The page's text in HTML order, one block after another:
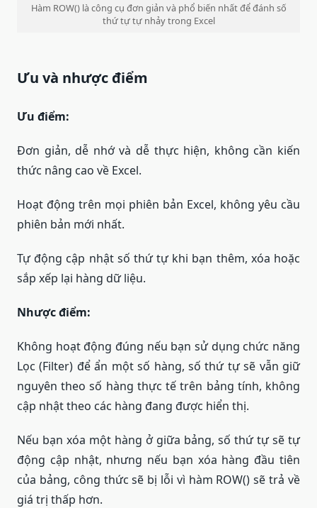
Hàm ROW() là công cụ đơn giản và phổ biến nhất để đánh số
thứ tự tự nhảy trong Excel
Ưu và nhược điểm
Ưu điểm:
Đơn giản, dễ nhớ và dễ thực hiện, không cần kiến
thức nâng cao về Excel.
Hoạt động trên mọi phiên bản Excel, không yêu cầu
phiên bản mới nhất.
Tự động cập nhật số thứ tự khi bạn thêm, xóa hoặc
sắp xếp lại hàng dữ liệu.
Nhược điểm:
Không hoạt động đúng nếu bạn sử dụng chức năng
Lọc (Filter) để ẩn một số hàng, số thứ tự sẽ vẫn giữ
nguyên theo số hàng thực tế trên bảng tính, không
cập nhật theo các hàng đang được hiển thị.
Nếu bạn xóa một hàng ở giữa bảng, số thứ tự sẽ tự
động cập nhật, nhưng nếu bạn xóa hàng đầu tiên
của bảng, công thức sẽ bị lỗi vì hàm ROW() sẽ trả về
giá trị thấp hơn.